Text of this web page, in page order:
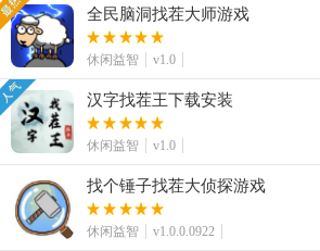
全民脑洞找茬大师游戏
休闲益智 v1.0
汉字找茬王下载安装
休闲益智 v1.0
找个锤子找茬大侦探游戏
休闲益智 v1.0.0.0922